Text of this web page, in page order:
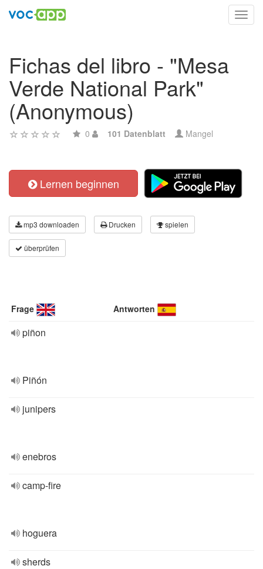
Fichas del libro - "Mesa
Verde National Park"
(Anonymous)
0 101 Datenblatt Mangel
Lernen beginnen
mp3 downloaden Drucken spielen
überprüfen
Frage Antworten
piñon
Piñón
junipers
enebros
camp-fire
hoguera
sherds